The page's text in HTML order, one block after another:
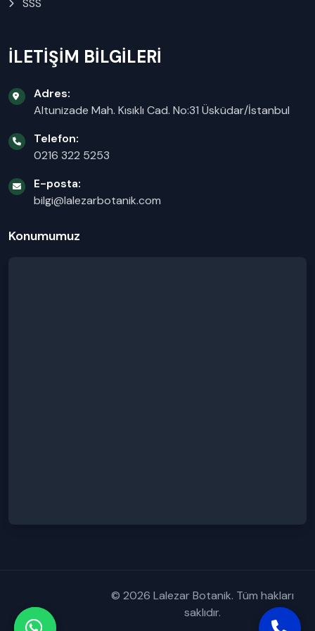
SSS
İLETİŞİM BİLGİLERİ
Adres:
Altunizade Mah. Kısıklı Cad. No:31 Üsküdar/İstanbul
Telefon:
0216 322 5253
E-posta:
bilgi@lalezarbotanik.com
Konumumuz
© 2026 Lalezar Botanik. Tüm hakları
saklıdır.